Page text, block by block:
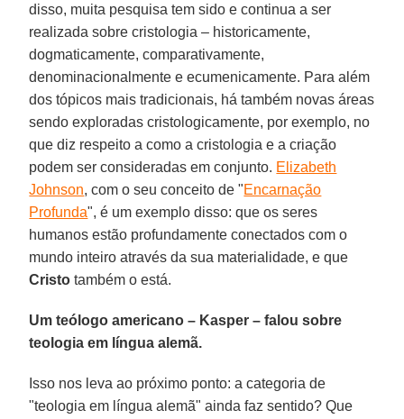
disso, muita pesquisa tem sido e continua a ser
realizada sobre cristologia – historicamente,
dogmaticamente, comparativamente,
denominacionalmente e ecumenicamente. Para além
dos tópicos mais tradicionais, há também novas áreas
sendo exploradas cristologicamente, por exemplo, no
que diz respeito a como a cristologia e a criação
podem ser consideradas em conjunto. Elizabeth
Johnson, com o seu conceito de "Encarnação
Profunda", é um exemplo disso: que os seres
humanos estão profundamente conectados com o
mundo inteiro através da sua materialidade, e que
Cristo também o está.
Um teólogo americano – Kasper – falou sobre
teologia em língua alemã.
Isso nos leva ao próximo ponto: a categoria de
"teologia em língua alemã" ainda faz sentido? Que